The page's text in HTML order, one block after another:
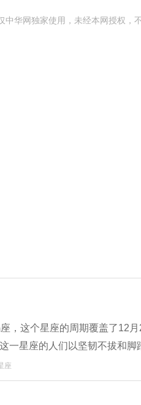
中华网独家使用，未经本网授权，
，这个星座的周期覆盖了12
一星座的人们以坚韧不拔和
座